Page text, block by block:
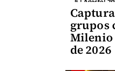
grupos
Milenio
de 2026